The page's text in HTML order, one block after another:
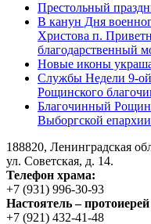
Престольный
В канун Дня
Христова п.
благодарственный
Новые иконы
Службы Недели 9-
Рощинского
Благочинный
Выборгской
188820, Ленинградская
ул. Советская, д. 14.
Телефон храма:
+7 (931) 996-30-93
Настоятель –
+7 (921) 432-41-48